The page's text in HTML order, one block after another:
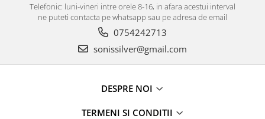
Telefonic: luni-vineri intre orele 8-16, in afara acestui interval
ne puteti contacta pe whatsapp sau pe adresa de email
0754242713
sonissilver@gmail.com
DESPRE NOI
TERMENI SI CONDITII